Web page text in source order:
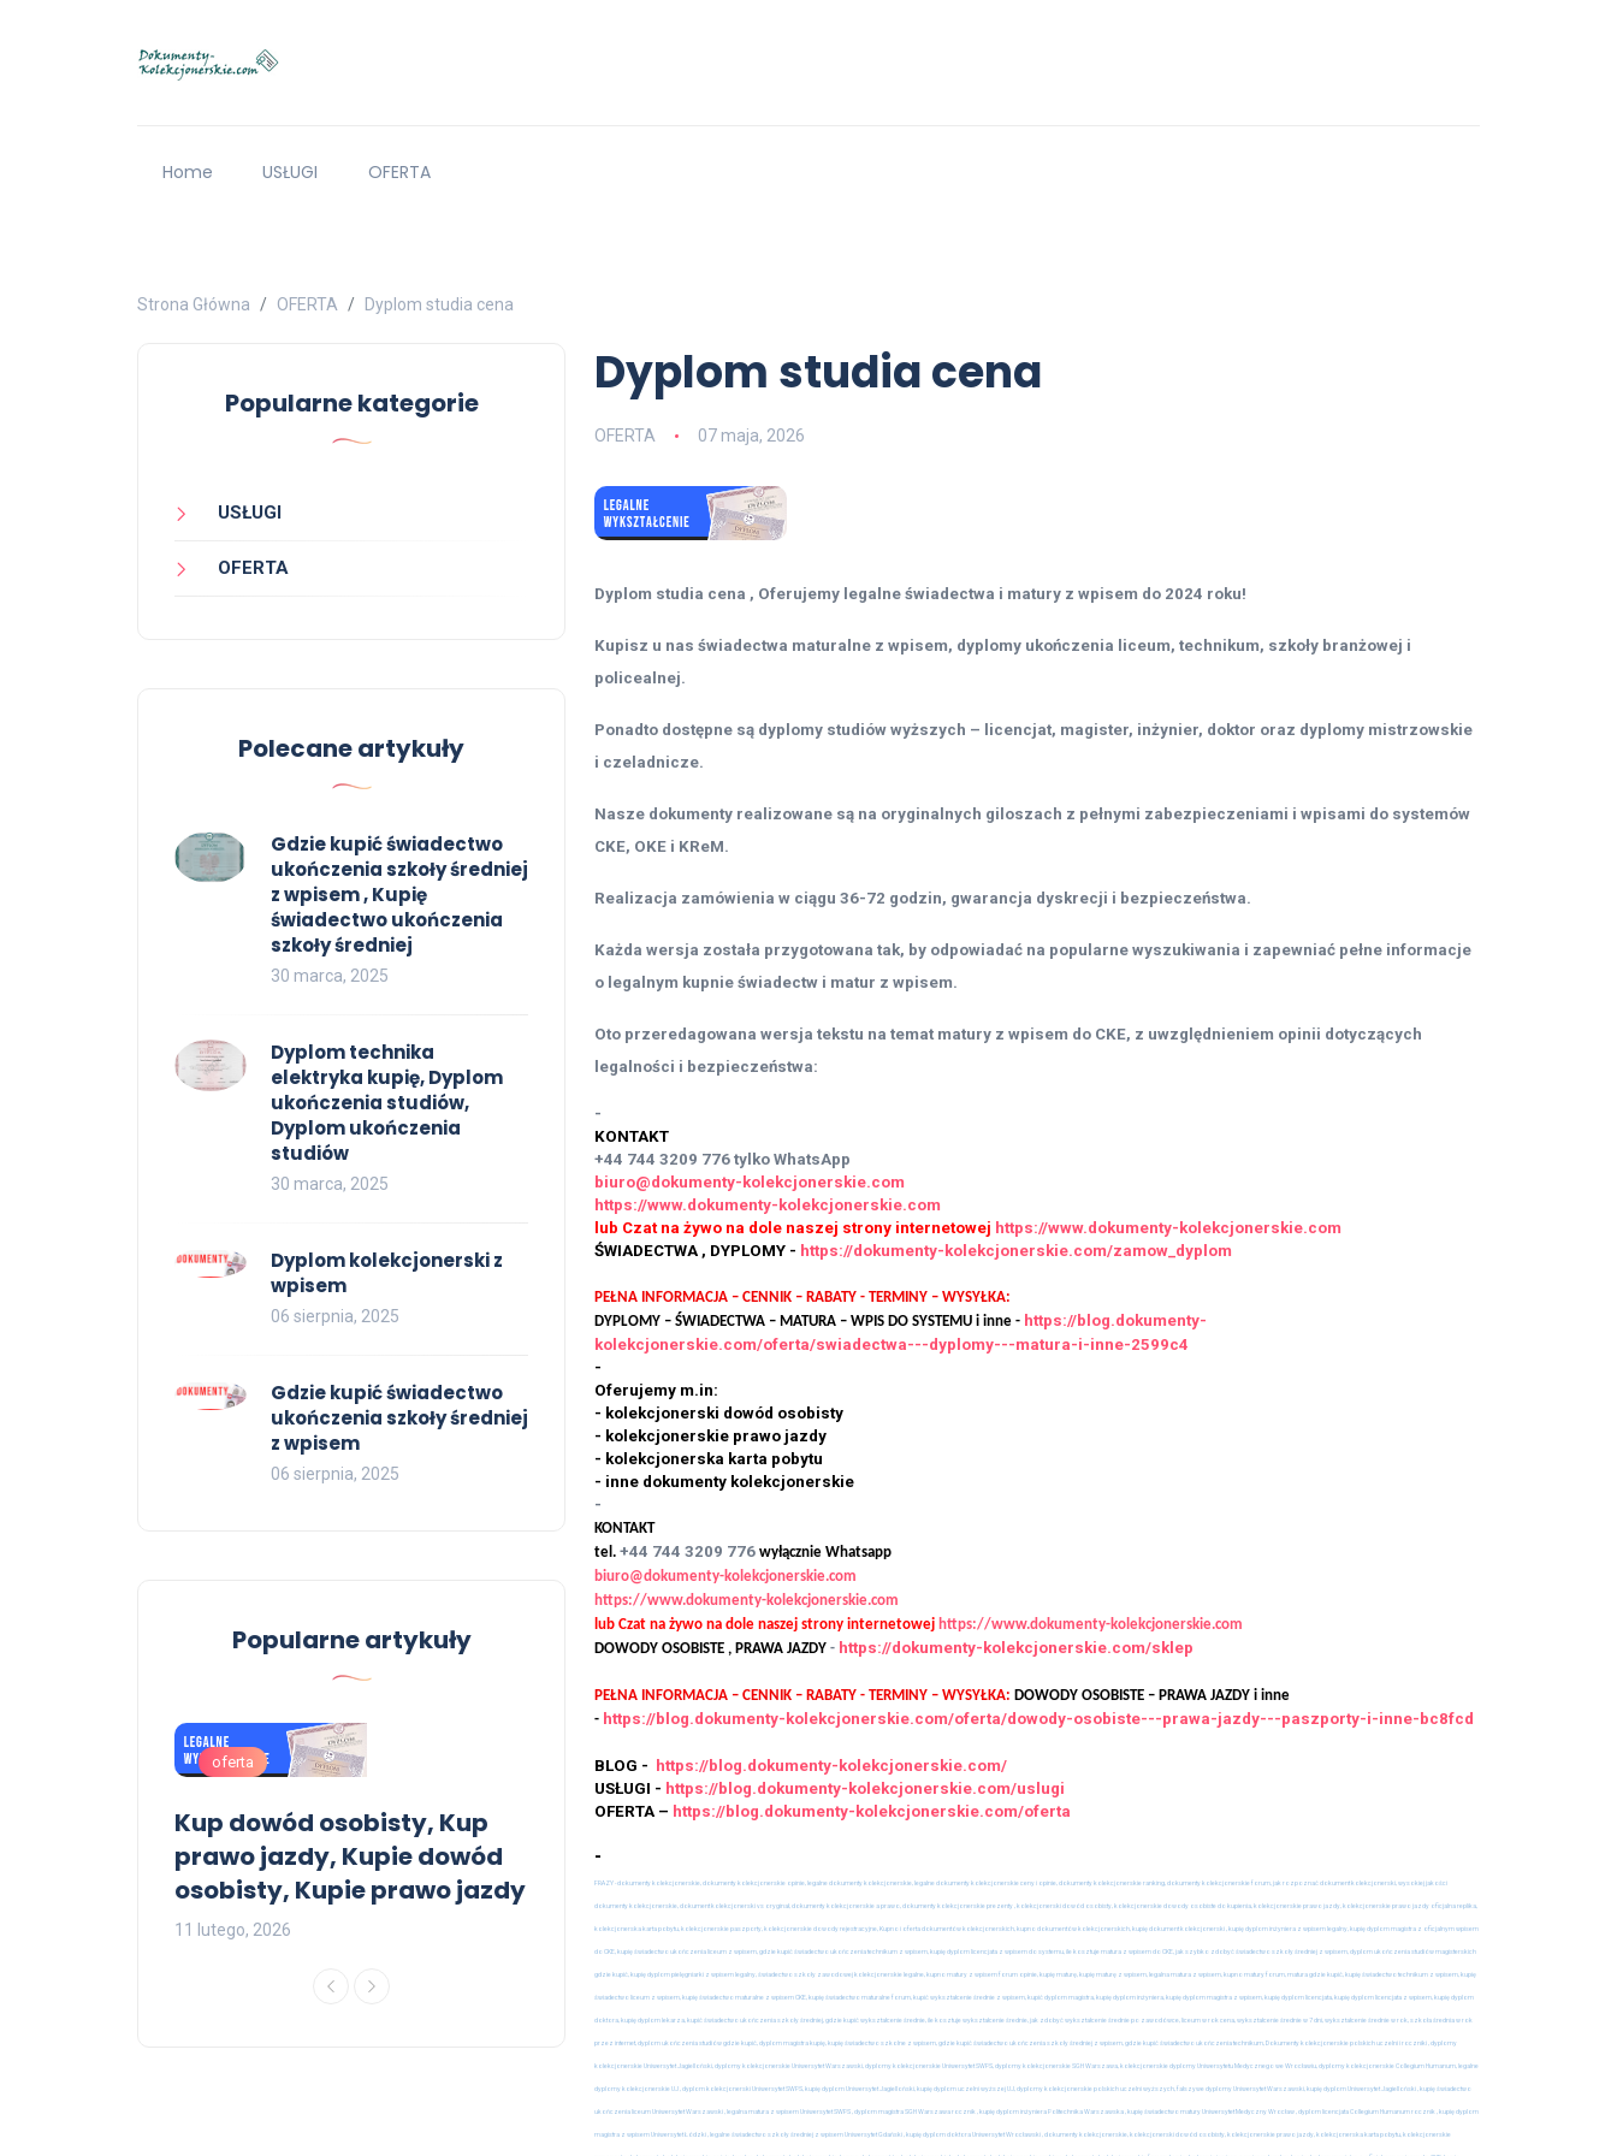
Home USŁUGI OFERTA
Strona Główna OFERTA Dyplom studia cena
Dyplom studia cena
OFERTA 07 maja, 2026
Dyplom studia cena , Oferujemy legalne świadectwa i matury z wpisem do 2024 roku!
Kupisz u nas świadectwa maturalne z wpisem, dyplomy ukończenia liceum, technikum, szkoły branżowej i
policealnej.
Ponadto dostępne są dyplomy studiów wyższych – licencjat, magister, inżynier, doktor oraz dyplomy mistrzowskie
i czeladnicze.
Nasze dokumenty realizowane są na oryginalnych giloszach z pełnymi zabezpieczeniami i wpisami do systemów
CKE, OKE i KReM.
Realizacja zamówienia w ciągu 36-72 godzin, gwarancja dyskrecji i bezpieczeństwa.
Każda wersja została przygotowana tak, by odpowiadać na popularne wyszukiwania i zapewniać pełne informacje
o legalnym kupnie świadectw i matur z wpisem.
Oto przeredagowana wersja tekstu na temat matury z wpisem do CKE, z uwzględnieniem opinii dotyczących
legalności i bezpieczeństwa:
-
KONTAKT
+44 744 3209 776 tylko WhatsApp
biuro@dokumenty-kolekcjonerskie.com
https://www.dokumenty-kolekcjonerskie.com
lub Czat na żywo na dole naszej strony internetowej https://www.dokumenty-kolekcjonerskie.com
ŚWIADECTWA , DYPLOMY - https://dokumenty-kolekcjonerskie.com/zamow_dyplom
PEŁNA INFORMACJA – CENNIK – RABATY - TERMINY – WYSYŁKA:
DYPLOMY – ŚWIADECTWA – MATURA – WPIS DO SYSTEMU i inne - https://blog.dokumenty-
kolekcjonerskie.com/oferta/swiadectwa---dyplomy---matura-i-inne-2599c4
-
Oferujemy m.in:
- kolekcjonerski dowód osobisty
- kolekcjonerskie prawo jazdy
- kolekcjonerska karta pobytu
- inne dokumenty kolekcjonerskie
-
KONTAKT
tel. +44 744 3209 776 wyłącznie Whatsapp
biuro@dokumenty-kolekcjonerskie.com
https://www.dokumenty-kolekcjonerskie.com
lub Czat na żywo na dole naszej strony internetowej https://www.dokumenty-kolekcjonerskie.com
DOWODY OSOBISTE , PRAWA JAZDY - https://dokumenty-kolekcjonerskie.com/sklep
PEŁNA INFORMACJA – CENNIK – RABATY - TERMINY – WYSYŁKA: DOWODY OSOBISTE – PRAWA JAZDY i inne
- https://blog.dokumenty-kolekcjonerskie.com/oferta/dowody-osobiste---prawa-jazdy---paszporty-i-inne-bc8fcd
BLOG -
https://blog.dokumenty-kolekcjonerskie.com/
USŁUGI - https://blog.dokumenty-kolekcjonerskie.com/uslugi
OFERTA – https://blog.dokumenty-kolekcjonerskie.com/oferta
-
FRAZY - dokumenty kolekcjonerskie, dokumenty kolekcjonerskie opinie, legalne dokumenty kolekcjonerskie, legalne dokumenty kolekcjonerskie ceny i opinie, dokumenty kolekcjonerskie ranking, dokumenty kolekcjonerskie forum, jak rozpoznać dokument kolekcjonerski, wysokiej jakości
dokumenty kolekcjonerskie, dokument kolekcjonerski vs oryginał, dokumenty kolekcjonerskie a prawo, dokumenty kolekcjonerskie prezenty , kolekcjonerski dowód osobisty, kolekcjonerskie dowody osobiste do kupienia, kolekcjonerskie prawo jazdy, kolekcjonerskie prawo jazdy oficjalna replika,
kolekcjonerska karta pobytu, kolekcjonerskie paszporty, kolekcjonerskie dowody rejestracyjne, Kupno i oferta dokumentów kolekcjonerskich, kupno dokumentów kolekcjonerskich, kupię dokument kolekcjonerski , kupię dyplom inżyniera z wpisem legalny, kupię dyplom magistra z oficjalnym wpisem
do CKE, kupię świadectwo ukończenia liceum z wpisem, gdzie kupić świadectwo ukończenia technikum z wpisem, kupię dyplom licencjata z wpisem do systemu, ile kosztuje matura z wpisem do CKE, jak szybko zdobyć świadectwo szkoły średniej z wpisem, dyplom ukończenia studiów magisterskich
gdzie kupić, kupię dyplom pielęgniarki z wpisem legalny, świadectwo szkoły zawodowej kolekcjonerskie legalne, kupno matury z wpisem forum opinie, kupię maturę, kupię maturę z wpisem, legalna matura z wpisem, kupno matury forum, matura gdzie kupić, kupię świadectwo technikum z wpisem, kupię
świadectwo liceum z wpisem, kupię świadectwo maturalne z wpisem CKE, kupię świadectwo maturalne forum, kupić wykształcenie średnie z wpisem, kupić dyplom magistra, kupię dyplom inżyniera, kupię dyplom magistra z wpisem, kupię dyplom licencjata, kupię dyplom licencjata z wpisem, kupię dyplom
doktora, kupię dyplom lekarza, kupić świadectwo ukończenia szkoły średniej, gdzie kupić wykształcenie średnie, ile kosztuje wykształcenie średnie, jak zdobyć wykształcenie średnie po zawodówce, liceum w rok cena, wykształcenie średnie w 7 dni, wykształcenie średnie w rok, szkoła średnia w rok
przez internet, dyplom ukończenia studiów gdzie kupić, dyplom magistra kupię, kupię świadectwo szkolne z wpisem, gdzie kupić świadectwo ukończenia szkoły średniej z wpisem, gdzie kupić świadectwo ukończenia technikum, Dokumenty kolekcjonerskie polskich uczelni i roczniki , dyplomy
kolekcjonerskie Uniwersytet Jagielloński, dyplomy kolekcjonerskie Uniwersytet Warszawski, dyplomy kolekcjonerskie Uniwersytet SWPS, dyplomy kolekcjonerskie SGH Warszawa, kolekcjonerskie dyplomy Uniwersytetu Medycznego we Wrocławiu, dyplomy kolekcjonerskie Collegium Humanum, legalne
dyplomy kolekcjonerskie UJ , dyplom kolekcjonerski Uniwersytet SWPS, kupię dyplom Uniwersytet Jagielloński, kupię dyplom uczelni wyższej UJ, dyplomy kolekcjonerskie polskich uczelni wyższych, fałszywe dyplomy Uniwersytet Warszawski, kupię dyplom Uniwersytet Jagielloński , kupię świadectwo
ukończenia liceum Uniwersytet Warszawski , legalna matura z wpisem Uniwersytet SWPS , dyplom magistra SGH Warszawa rocznik , kupię dyplom inżyniera Politechnika Warszawska , kupię świadectwo matury Uniwersytet Medyczny Wrocław , dyplom licencjata Collegium Humanum rocznik , kupię dyplom
magistra z wpisem Uniwersytet Łódzki , legalne świadectwo szkoły średniej z wpisem Uniwersytet Gdański , kupię dyplom doktora Uniwersytet Wrocławski , dokumenty kolekcjonerskie, kolekcjonerski dowód osobisty, kolekcjonerskie prawo jazdy, kolekcjonerska karta pobytu, kolekcjonerskie
Popularne kategorie
USŁUGI
OFERTA
Polecane artykuły
Gdzie kupić świadectwo
ukończenia szkoły średniej
z wpisem , Kupię
świadectwo ukończenia
szkoły średniej
30 marca, 2025
Dyplom technika
elektryka kupię, Dyplom
ukończenia studiów,
Dyplom ukończenia
studiów
30 marca, 2025
Dyplom kolekcjonerski z
wpisem
06 sierpnia, 2025
Gdzie kupić świadectwo
ukończenia szkoły średniej
z wpisem
06 sierpnia, 2025
Popularne artykuły
oferta
Kup dowód osobisty, Kup
prawo jazdy, Kupie dowód
osobisty, Kupie prawo jazdy
11 lutego, 2026
uslugi
Średnie wykształcenie w 7
21 sierpnia, 2025
uslugi
Kupię dyplom magistra z
osobisty, Kupie prawo jazdy
11 lutego, 2026